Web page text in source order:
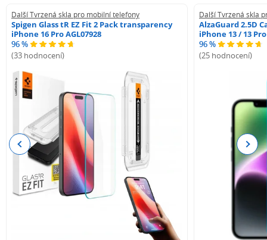
Další Tvrzená skla pro mobilní telefony
Spigen Glass tR EZ Fit 2 Pack transparency
iPhone 16 Pro AGL07928
96 %
(33 hodnocení)
Další Tvrzená skla
AlzaGuard 2.5D
iPhone 13 / 13 Pro
96 %
(25 hodnocení)
Previous Next